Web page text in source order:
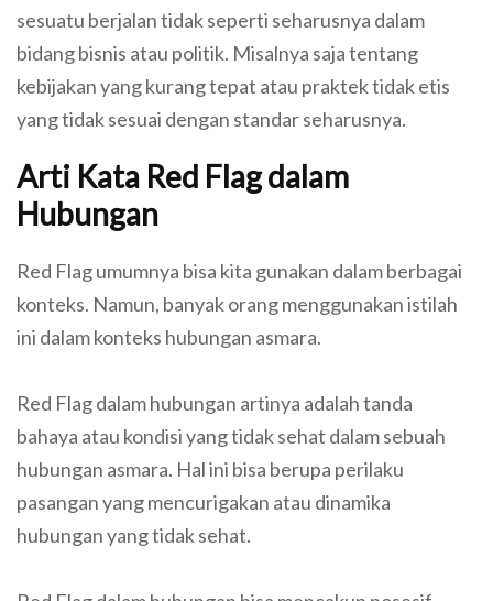
sesuatu berjalan tidak seperti seharusnya dalam
bidang bisnis atau politik. Misalnya saja tentang
kebijakan yang kurang tepat atau praktek tidak etis
yang tidak sesuai dengan standar seharusnya.
Arti Kata Red Flag dalam
Hubungan
Red Flag umumnya bisa kita gunakan dalam berbagai
konteks. Namun, banyak orang menggunakan istilah
ini dalam konteks hubungan asmara.
Red Flag dalam hubungan artinya adalah tanda
bahaya atau kondisi yang tidak sehat dalam sebuah
hubungan asmara. Hal ini bisa berupa perilaku
pasangan yang mencurigakan atau dinamika
hubungan yang tidak sehat.